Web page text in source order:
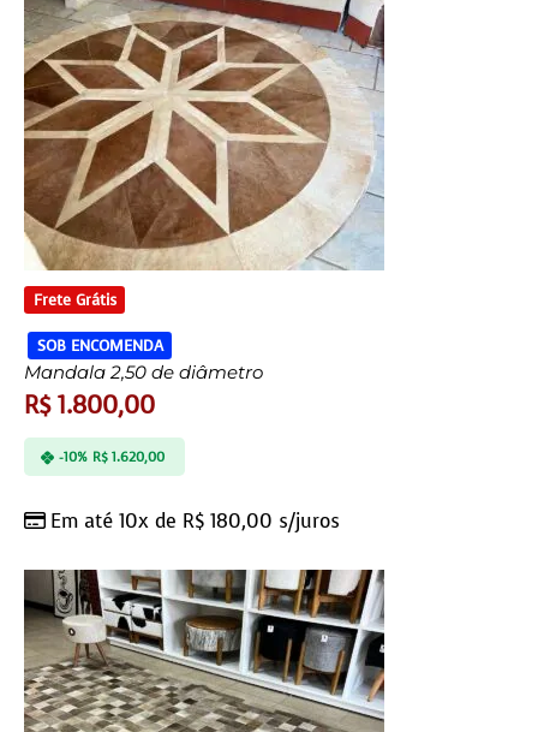
Frete Grátis
SOB ENCOMENDA
Mandala 2,50 de diâmetro
R$1.800,00
Em até 10x de R$ 180,00 s/juros
-10% R$1.620,00